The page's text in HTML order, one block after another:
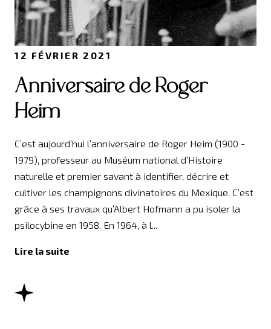
12 FÉVRIER 2021
Anniversaire de Roger
Heim
C’est aujourd’hui l’anniversaire de Roger Heim (1900 -
1979), professeur au Muséum national d’Histoire
naturelle et premier savant à identifier, décrire et
cultiver les champignons divinatoires du Mexique. C’est
grâce à ses travaux qu’Albert Hofmann a pu isoler la
psilocybine en 1958. En 1964, à l...
Lire la suite